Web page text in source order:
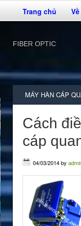
Trang chủ
FIBER OPTIC
MÁY HÀN CÁP
Cách
cáp
04/03/2014by